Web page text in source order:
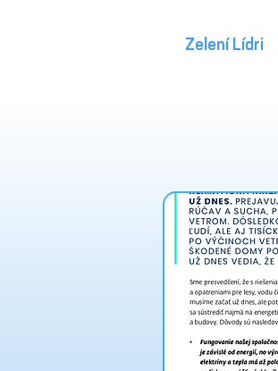
Zelení Lídri